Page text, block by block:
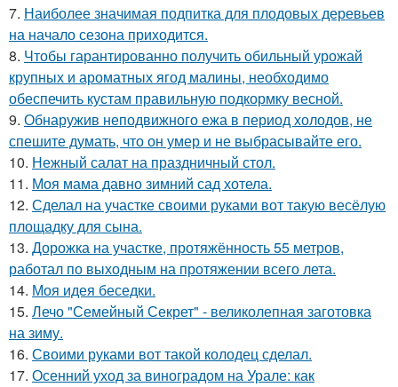
7. Наиболее значимая подпитка для плодовых деревьев
на начало сезона приходится.
8. Чтобы гарантированно получить обильный урожай
крупных и ароматных ягод малины, необходимо
обеспечить кустам правильную подкормку весной.
9. Обнаружив неподвижного ежа в период холодов, не
спешите думать, что он умер и не выбрасывайте его.
10. Нежный салат на праздничный стол.
11. Моя мама давно зимний сад хотела.
12. Сделал на участке своими руками вот такую весёлую
площадку для сына.
13. Дорожка на участке, протяжённость 55 метров,
работал по выходным на протяжении всего лета.
14. Моя идея беседки.
15. Лечо "Семейный Секрет" - великолепная заготовка
на зиму.
16. Своими руками вот такой колодец сделал.
17. Осенний уход за виноградом на Урале: как